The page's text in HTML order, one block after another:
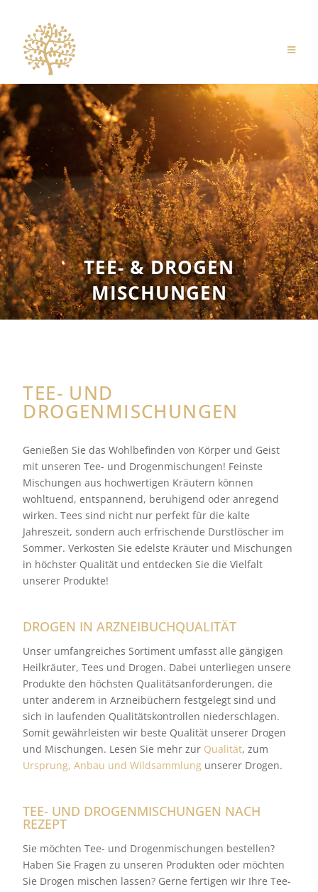
TEE- & DROGEN
MISCHUNGEN
TEE- UND
DROGENMISCHUNGEN
Genießen Sie das Wohlbefinden von Körper und Geist
mit unseren Tee- und Drogenmischungen! Feinste
Mischungen aus hochwertigen Kräutern können
wohltuend, entspannend, beruhigend oder anregend
wirken. Tees sind nicht nur perfekt für die kalte
Jahreszeit, sondern auch erfrischende Durstlöscher im
Sommer. Verkosten Sie edelste Kräuter und Mischungen
in höchster Qualität und entdecken Sie die Vielfalt
unserer Produkte!
DROGEN IN ARZNEIBUCHQUALITÄT
Unser umfangreiches Sortiment umfasst alle gängigen
Heilkräuter, Tees und Drogen. Dabei unterliegen unsere
Produkte den höchsten Qualitätsanforderungen, die
unter anderem in Arzneibüchern festgelegt sind und
sich in laufenden Qualitätskontrollen niederschlagen.
Somit gewährleisten wir beste Qualität unserer Drogen
und Mischungen. Lesen Sie mehr zur Qualität, zum
Ursprung, Anbau und Wildsammlung unserer Drogen.
TEE- UND DROGENMISCHUNGEN NACH
REZEPT
Sie möchten Tee- und Drogenmischungen bestellen?
Haben Sie Fragen zu unseren Produkten oder möchten
Sie Drogen mischen lassen? Gerne fertigen wir Ihre Tee-